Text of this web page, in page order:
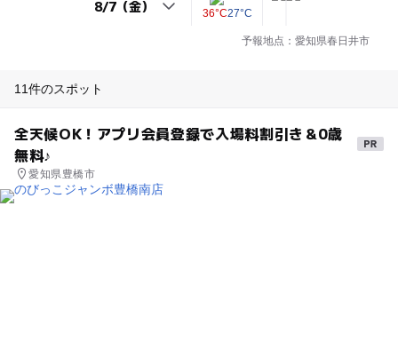
36°C27°C
予報地点：愛知県春日井市
11件のスポット
全天候OK！アプリ会員登録で入場料割引き＆0歳
無料♪
愛知県豊橋市